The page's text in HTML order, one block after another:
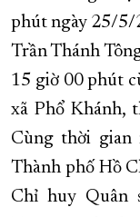
phút ngày 25/5/
Trần Thánh
15 giờ 00 phút
xã Phổ Khánh,
Cùng thời gian
Thành phố Hồ
Chỉ huy Quân